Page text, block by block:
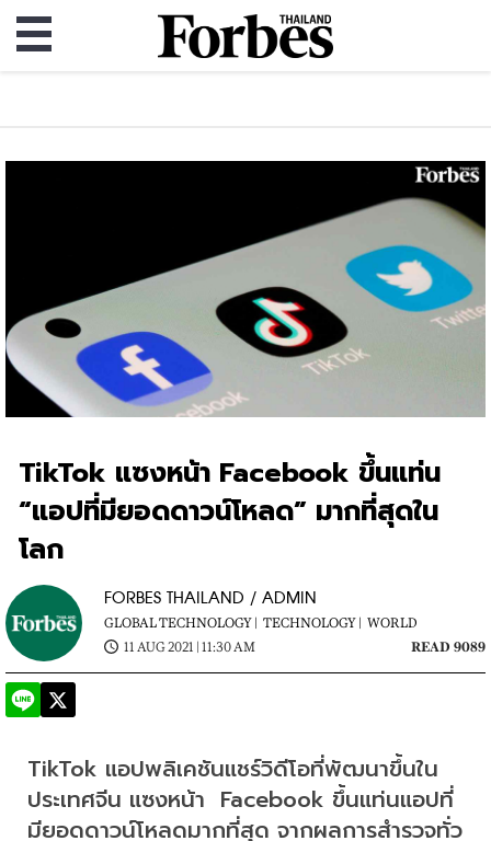
TikTok แซงหน้า Facebook ขึ้นแท่น
“แอปที่มียอดดาวน์โหลด” มากที่สุดใน
โลก
FORBES THAILAND / ADMIN
GLOBAL TECHNOLOGY | TECHNOLOGY | WORLD
11 AUG 2021 | 11:30 AM
READ 9089
TikTok แอปพลิเคชันแชร์วิดีโอที่พัฒนาขึ้นใน
ประเทศจีน แซงหน้า  Facebook ขึ้นแท่นแอปที่
มียอดดาวน์โหลดมากที่สุด จากผลการสำรวจทั่ว